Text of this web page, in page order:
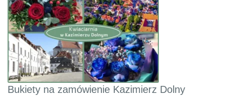
Bukiety na zamówienie Kazimierz Dolny